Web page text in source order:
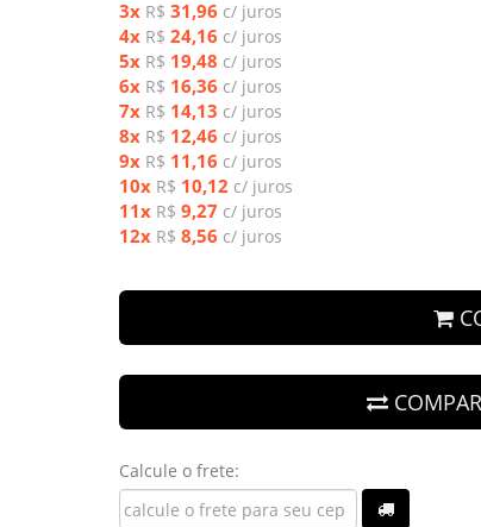
3x R$ 31,96 c/ juros
4x R$ 24,16 c/ juros
5x R$ 19,48 c/ juros
6x R$ 16,36 c/ juros
7x R$ 14,13 c/ juros
8x R$ 12,46 c/ juros
9x R$ 11,16 c/ juros
10x R$ 10,12 c/ juros
11x R$ 9,27 c/ juros
12x R$ 8,56 c/ juros
Calcule o frete: